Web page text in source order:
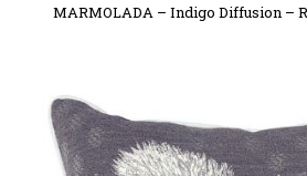
MARMOLADA – Indigo Diffusion –